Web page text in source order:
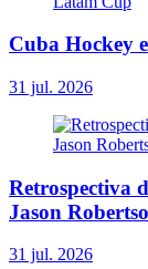
Cuba Hockey
31 jul. 2026
Retrospectiva
Jason
31 jul. 2026